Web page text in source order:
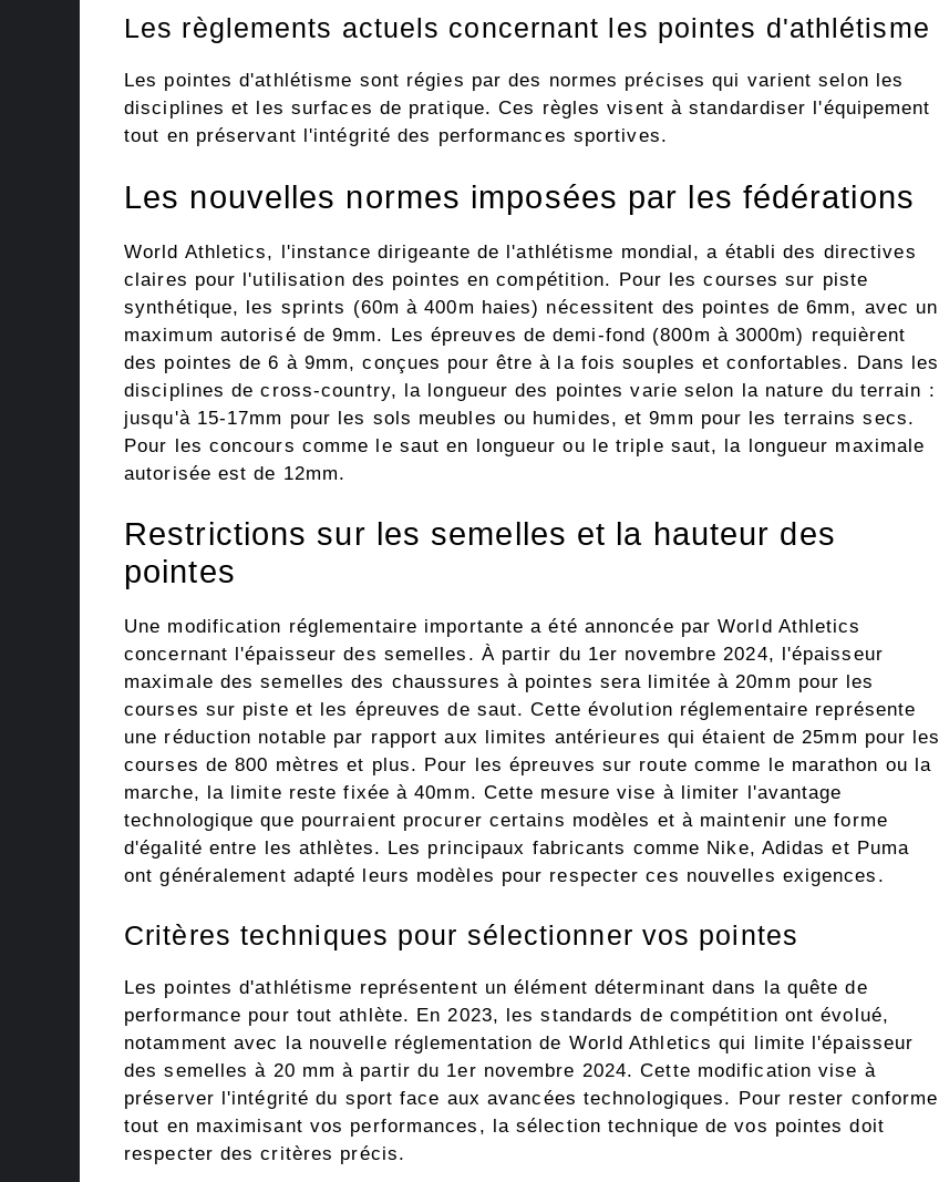
Les règlements actuels concernant les pointes d'athlétisme
Les pointes d'athlétisme sont régies par des normes précises qui varient selon les
disciplines et les surfaces de pratique. Ces règles visent à standardiser l'équipement
tout en préservant l'intégrité des performances sportives.
Les nouvelles normes imposées par les fédérations
World Athletics, l'instance dirigeante de l'athlétisme mondial, a établi des directives
claires pour l'utilisation des pointes en compétition. Pour les courses sur piste
synthétique, les sprints (60m à 400m haies) nécessitent des pointes de 6mm, avec un
maximum autorisé de 9mm. Les épreuves de demi-fond (800m à 3000m) requièrent
des pointes de 6 à 9mm, conçues pour être à la fois souples et confortables. Dans les
disciplines de cross-country, la longueur des pointes varie selon la nature du terrain :
jusqu'à 15-17mm pour les sols meubles ou humides, et 9mm pour les terrains secs.
Pour les concours comme le saut en longueur ou le triple saut, la longueur maximale
autorisée est de 12mm.
Restrictions sur les semelles et la hauteur des
pointes
Une modification réglementaire importante a été annoncée par World Athletics
concernant l'épaisseur des semelles. À partir du 1er novembre 2024, l'épaisseur
maximale des semelles des chaussures à pointes sera limitée à 20mm pour les
courses sur piste et les épreuves de saut. Cette évolution réglementaire représente
une réduction notable par rapport aux limites antérieures qui étaient de 25mm pour les
courses de 800 mètres et plus. Pour les épreuves sur route comme le marathon ou la
marche, la limite reste fixée à 40mm. Cette mesure vise à limiter l'avantage
technologique que pourraient procurer certains modèles et à maintenir une forme
d'égalité entre les athlètes. Les principaux fabricants comme Nike, Adidas et Puma
ont généralement adapté leurs modèles pour respecter ces nouvelles exigences.
Critères techniques pour sélectionner vos pointes
Les pointes d'athlétisme représentent un élément déterminant dans la quête de
performance pour tout athlète. En 2023, les standards de compétition ont évolué,
notamment avec la nouvelle réglementation de World Athletics qui limite l'épaisseur
des semelles à 20 mm à partir du 1er novembre 2024. Cette modification vise à
préserver l'intégrité du sport face aux avancées technologiques. Pour rester conforme
tout en maximisant vos performances, la sélection technique de vos pointes doit
respecter des critères précis.